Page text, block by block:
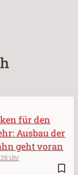
bookmark_border
für den
Ausbau der
geht voran